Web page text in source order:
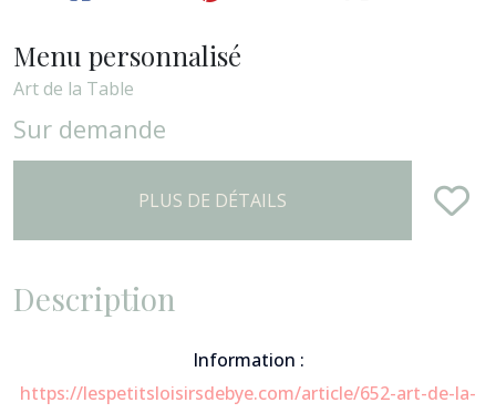
Menu personnalisé
Art de la Table
Sur demande
PLUS DE DÉTAILS
Description
Information :
https://lespetitsloisirsdebye.com/article/652-art-de-la-